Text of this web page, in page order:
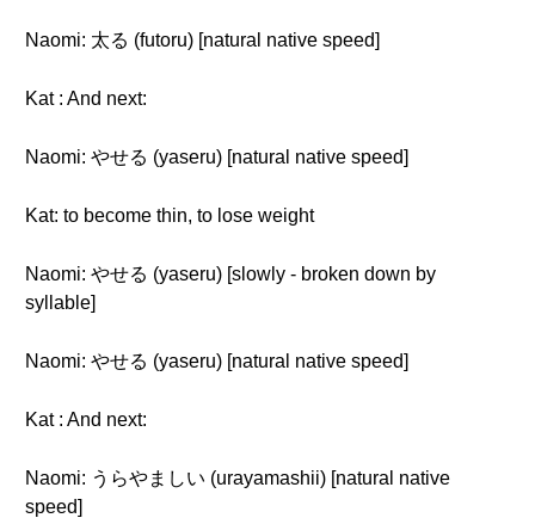
Naomi: 太る (futoru) [natural native speed]
Kat : And next:
Naomi: やせる (yaseru) [natural native speed]
Kat: to become thin, to lose weight
Naomi: やせる (yaseru) [slowly - broken down by
syllable]
Naomi: やせる (yaseru) [natural native speed]
Kat : And next:
Naomi: うらやましい (urayamashii) [natural native
speed]